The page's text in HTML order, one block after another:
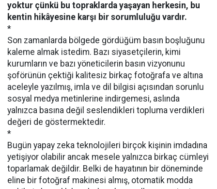
yoktur çünkü bu topraklarda yaşayan herkesin, bu
kentin hikâyesine karşı bir sorumluluğu vardır.
*
Son zamanlarda bölgede gördüğüm basın boşluğunu
kaleme almak istedim. Bazı siyasetçilerin, kimi
kurumların ve bazı yöneticilerin basın vizyonunu
şoförünün çektiği kalitesiz birkaç fotoğrafa ve altına
aceleyle yazılmış, imla ve dil bilgisi açısından sorunlu
sosyal medya metinlerine indirgemesi, aslında
yalnızca basına değil seslendikleri topluma verdikleri
değeri de göstermektedir.
*
Bugün yapay zeka teknolojileri birçok kişinin imdadına
yetişiyor olabilir ancak mesele yalnızca birkaç cümleyi
toparlamak değildir. Belki de hayatının bir döneminde
eline bir fotoğraf makinesi almış, otomatik modda